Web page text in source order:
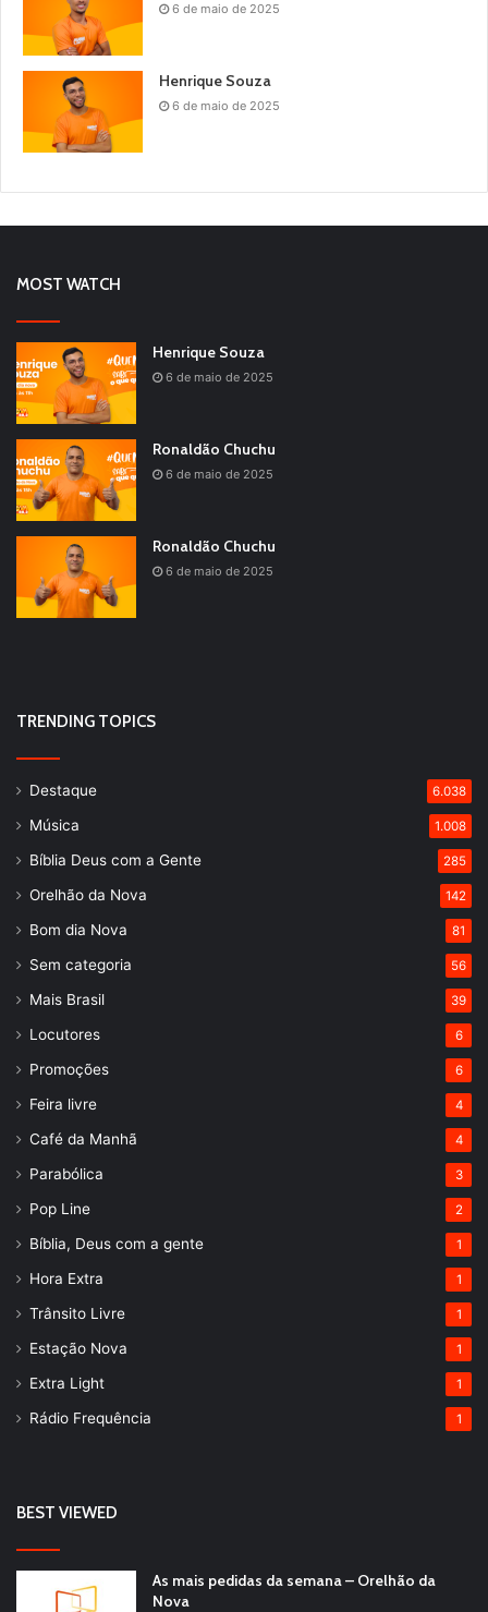
6 de maio de 2025
Henrique Souza
6 de maio de 2025
MOST WATCH
Henrique Souza
6 de maio de 2025
Ronaldão Chuchu
6 de maio de 2025
Ronaldão Chuchu
6 de maio de 2025
TRENDING TOPICS
Destaque 6.038
Música 1.008
Bíblia Deus com a Gente 285
Orelhão da Nova 142
Bom dia Nova 81
Sem categoria 56
Mais Brasil 39
Locutores 6
Promoções 6
Feira livre 4
Café da Manhã 4
Parabólica 3
Pop Line 2
Bíblia, Deus com a gente 1
Hora Extra 1
Trânsito Livre 1
Estação Nova 1
Extra Light 1
Rádio Frequência 1
BEST VIEWED
As mais pedidas da semana – Orelhão da
Nova